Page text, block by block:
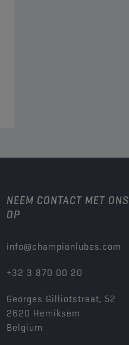
NEEM CONTACT MET ONS
OP
info@championlubes.com
+32 3 870 00 20
Georges Gilliotstraat, 52
2620 Hemiksem
Belgium